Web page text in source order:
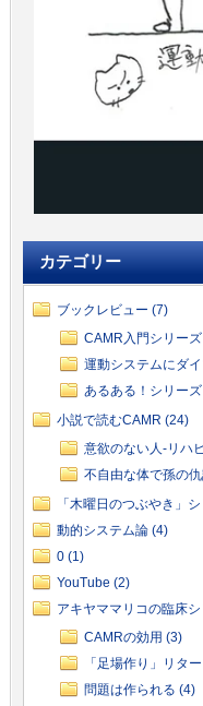
カテゴリー
ブックレビュー (7)
CAMR入門シリー
運動システムにダ
あるある！シリー
小説で読むCAMR (24)
意欲のない人-リハ
不自由な体で孫の
「木曜日のつぶやき」
動的システム論 (4)
0 (1)
YouTube (2)
アキヤママリコの臨床
CAMRの効用 (3)
「足場作り」リタ
問題は作られる (4)